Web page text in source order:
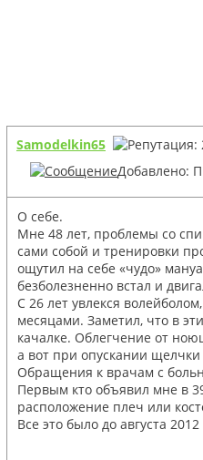
Samodelkin65
Добавлено:
О себе.
Мне 48 лет, проблемы со
сами собой и тренировки
ощутил на себе «чудо»
безболезненно встал и
С 26 лет увлекся
месяцами. Заметил, что в
качалке. Облегчение от
а вот при опускании
Обращения к врачам с
Первым кто объявил мне в
расположение плеч или
Все это было до августа 2012